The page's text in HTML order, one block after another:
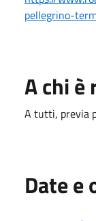
pellegrino-
A chi
A tutti, previa
Date e